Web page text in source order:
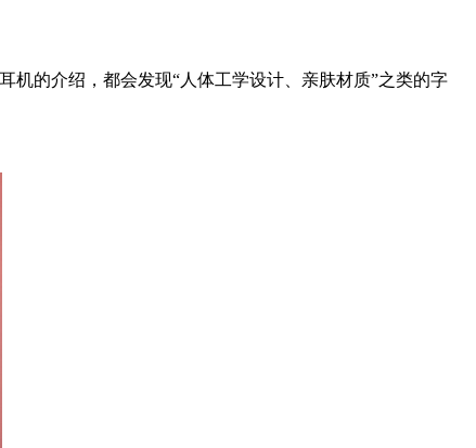
的介绍，都会发现“人体工学设计、亲肤材质”之类的字